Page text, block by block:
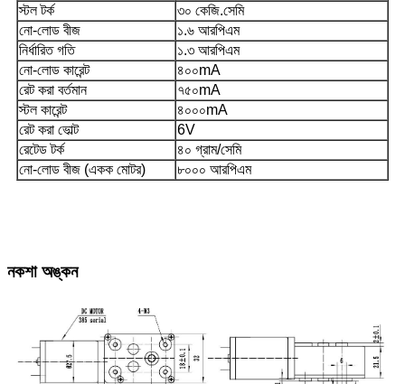
স্টল টর্ক
৩০ কেজি.সেমি
নো-লোড বীজ
১.৬ আরপিএম
নির্ধারিত গতি
১.৩ আরপিএম
নো-লোড কারেন্ট
৪০০mA
রেট করা বর্তমান
৭৫০mA
স্টল কারেন্ট
৪০০০mA
রেট করা ভোল্ট
6V
রেটেড টর্ক
৪০ গ্রাম/সেমি
নো-লোড বীজ (একক মোটর)
৮০০০ আরপিএম
নকশা অঙ্কন